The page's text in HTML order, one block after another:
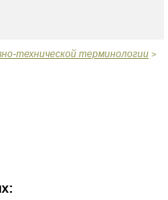
технической терминологии >